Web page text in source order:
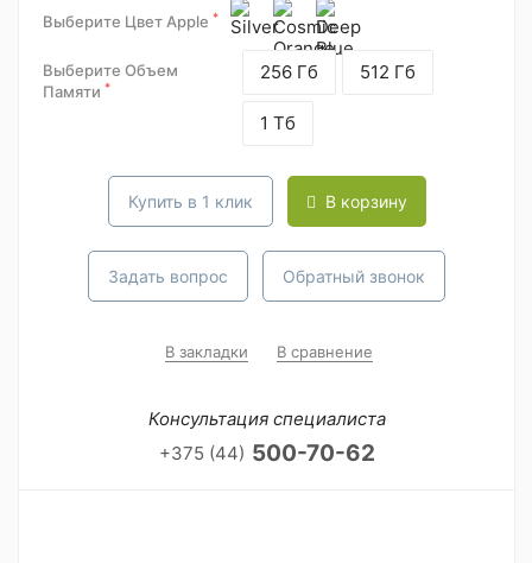
Выберите Цвет Apple *
Выберите Объем
Памяти *
256 Гб 512 Гб
1 Тб
Купить в 1 клик В корзину
Задать вопрос Обратный звонок
В закладки В сравнение
Консультация специалиста
+375 (44) 500-70-62